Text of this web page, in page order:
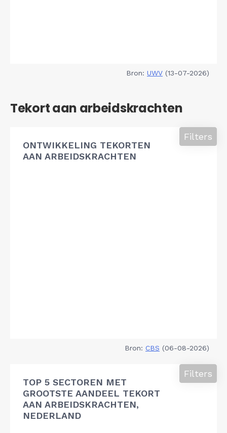
Bron: UWV (13-07-2026)
Tekort aan arbeidskrachten
ONTWIKKELING TEKORTEN
AAN ARBEIDSKRACHTEN
Filters
Bron: CBS (06-08-2026)
TOP 5 SECTOREN MET
GROOTSTE AANDEEL TEKORT
AAN ARBEIDSKRACHTEN,
NEDERLAND
Filters